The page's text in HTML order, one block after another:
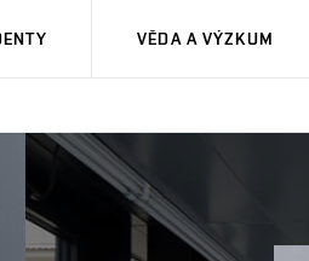
VĚDA A VÝZKUM